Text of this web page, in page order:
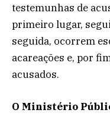
testemunhas de
primeiro lugar,
seguida, ocorrem
acareações e, por
acusados.
O Ministério